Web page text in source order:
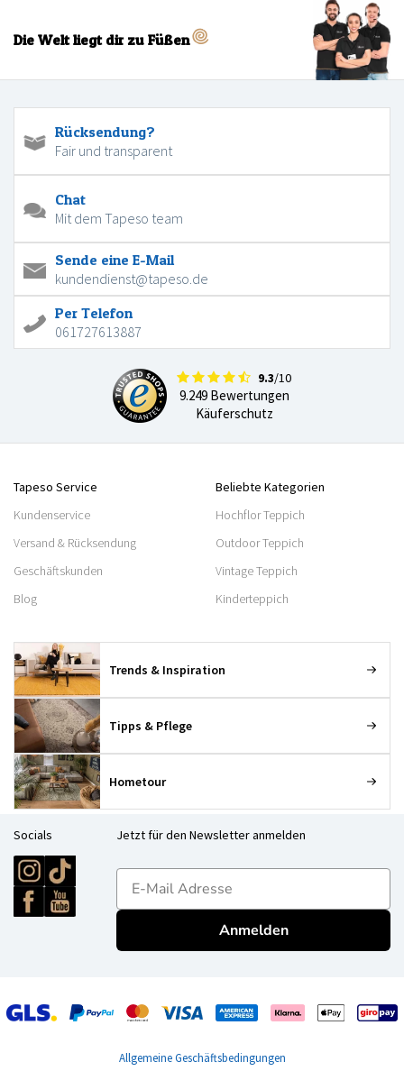
Die Welt liegt dir zu Füßen
Rücksendung?
Fair und transparent
Chat
Mit dem Tapeso team
Sende eine E-Mail
kundendienst@tapeso.de
Per Telefon
061727613887
9.3/10
9.249 Bewertungen
Käuferschutz
Tapeso Service
Kundenservice
Versand & Rücksendung
Geschäftskunden
Blog
Beliebte Kategorien
Hochflor Teppich
Outdoor Teppich
Vintage Teppich
Kinderteppich
Trends & Inspiration
Tipps & Pflege
Hometour
Socials Jetzt für den Newsletter anmelden
E-mailadres
Anmelden
Allgemeine Geschäftsbedingungen